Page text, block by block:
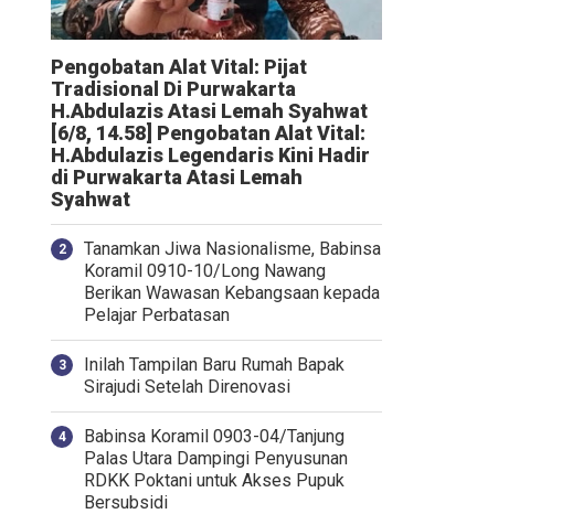
Pengobatan Alat Vital: Pijat
Tradisional Di Purwakarta
H.Abdulazis Atasi Lemah Syahwat
[6/8, 14.58] Pengobatan Alat Vital:
H.Abdulazis Legendaris Kini Hadir
di Purwakarta Atasi Lemah
Syahwat
Tanamkan Jiwa Nasionalisme, Babinsa
Koramil 0910-10/Long Nawang
Berikan Wawasan Kebangsaan kepada
Pelajar Perbatasan
Inilah Tampilan Baru Rumah Bapak
Sirajudi Setelah Direnovasi
‎Babinsa Koramil 0903-04/Tanjung
Palas Utara Dampingi Penyusunan
RDKK Poktani untuk Akses Pupuk
Bersubsidi